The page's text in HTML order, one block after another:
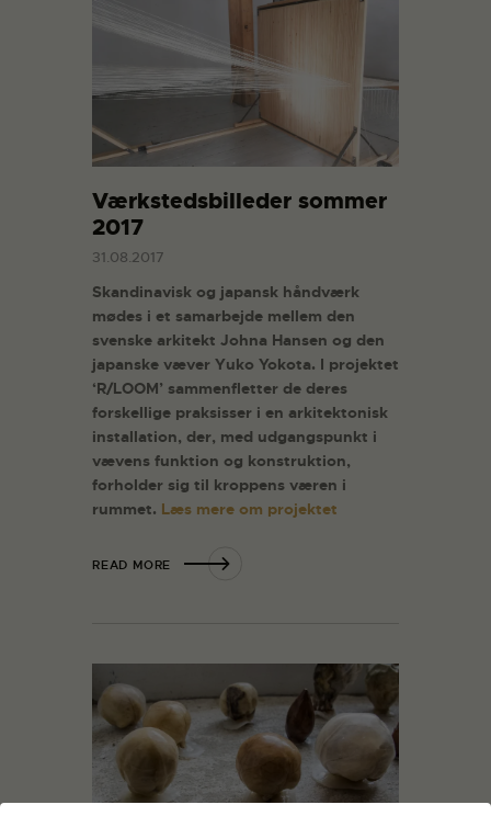
Værkstedsbilleder sommer
2017
31.08.2017
Skandinavisk og japansk håndværk
mødes i et samarbejde mellem den
svenske arkitekt Johna Hansen og den
japanske væver Yuko Yokota. I projektet
‘R/LOOM’ sammenfletter de deres
forskellige praksisser i en arkitektonisk
installation, der, med udgangspunkt i
vævens funktion og konstruktion,
forholder sig til kroppens væren i
rummet. Læs mere om projektet
READ MORE